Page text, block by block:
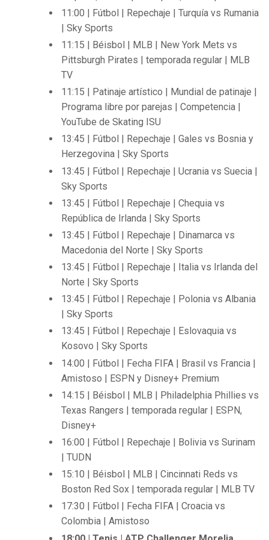
11:00 | Fútbol | Repechaje | Turquía vs Rumania
| Sky Sports
11:15 | Béisbol | MLB | New York Mets vs
Pittsburgh Pirates | temporada regular | MLB
TV
11:15 | Patinaje artístico | Mundial de patinaje |
Programa libre por parejas | Competencia |
YouTube de Skating ISU
13:45 | Fútbol | Repechaje | Gales vs Bosnia y
Herzegovina | Sky Sports
13:45 | Fútbol | Repechaje | Ucrania vs Suecia |
Sky Sports
13:45 | Fútbol | Repechaje | Chequia vs
República de Irlanda | Sky Sports
13:45 | Fútbol | Repechaje | Dinamarca vs
Macedonia del Norte | Sky Sports
13:45 | Fútbol | Repechaje | Italia vs Irlanda del
Norte | Sky Sports
13:45 | Fútbol | Repechaje | Polonia vs Albania
| Sky Sports
13:45 | Fútbol | Repechaje | Eslovaquia vs
Kosovo | Sky Sports
14:00 | Fútbol | Fecha FIFA | Brasil vs Francia |
Amistoso | ESPN y Disney+ Premium
14:15 | Béisbol | MLB | Philadelphia Phillies vs
Texas Rangers | temporada regular | ESPN,
Disney+
16:00 | Fútbol | Repechaje | Bolivia vs Surinam
| TUDN
15:10 | Béisbol | MLB | Cincinnati Reds vs
Boston Red Sox | temporada regular | MLB TV
17:30 | Fútbol | Fecha FIFA | Croacia vs
Colombia | Amistoso